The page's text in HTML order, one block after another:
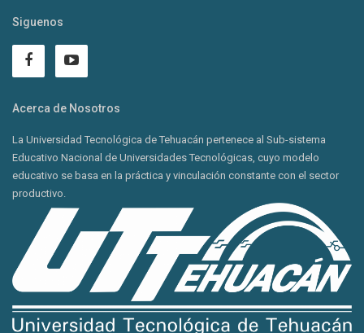
Siguenos
Acerca de Nosotros
La Universidad Tecnológica de Tehuacán pertenece al Sub-sistema
Educativo Nacional de Universidades Tecnológicas, cuyo modelo
educativo se basa en la práctica y vinculación constante con el sector
productivo.